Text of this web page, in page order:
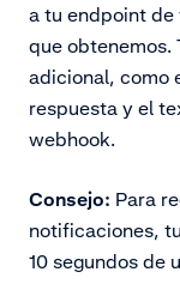
a tu endpoint
que obtenemos.
adicional, como
respuesta y el
webhook.
Consejo: Para
notificaciones,
10 segundos de